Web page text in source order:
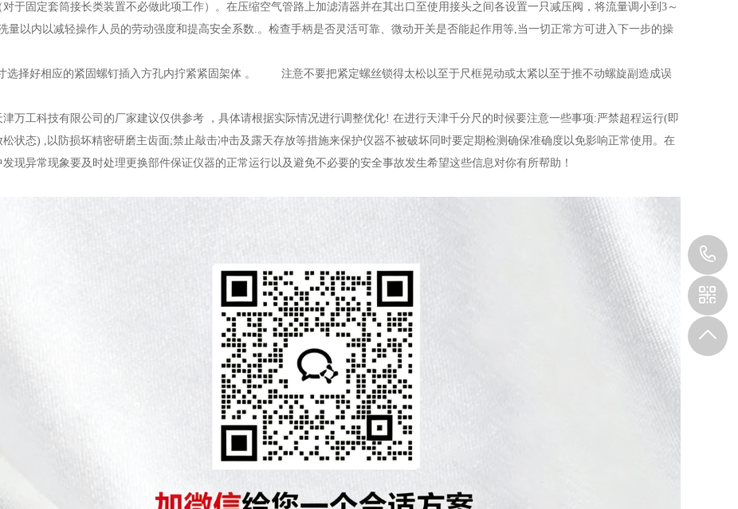
于固定套筒接长类装置不必做此项工作）。在压缩空气管路上加滤清器并在其出口至使用接头之间各设置一只减压阀，将流量调小到3～
量以内以减轻操作人员的劳动强度和提高安全系数.。检查手柄是否灵活可靠、微动开关是否能起作用等,当一切正常方可进入下一步的操
选择好相应的紧固螺钉插入方孔内拧紧紧固架体 。 注意不要把紧定螺丝锁得太松以至于尺框晃动或太紧以至于推不动螺旋副造成误
。
津万工科技有限公司的厂家建议仅供参考 ，具体请根据实际情况进行调整优化! 在进行天津千分尺的时候要注意一些事项:严禁超程运行(即
松状态) ,以防损坏精密研磨主齿面;禁止敲击冲击及露天存放等措施来保护仪器不被破坏同时要定期检测确保准确度以免影响正常使用。在
现异常现象要及时处理更换部件保证仪器的正常运行以及避免不必要的安全事故发生希望这些信息对你有所帮助！